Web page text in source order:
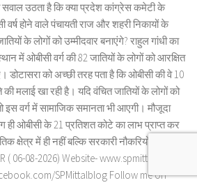
सवाल उठता है कि क्या प्रदेश कांग्रेस कमेटी के
वर्ष होने वाले पंचायती राज और शहरी निकायों के
के लोगों को उम्मीदवार बनाएंगे? राहुल गांधी का
में ओबीसी वर्ग की 82 जातियों के लोगों को आरक्षित
डोटासरा को अच्छी तरह पता है कि ओबीसी की वे 10
की मलाई खा रही है। यदि वंचित जातियों के लोगों को
इस वर्ग में सामाजिक समानता भी आएगी। मौजूदा
ही ओबीसी के 21 प्रतिशत कोटे का लाभ प्राप्त कर
क्षेत्र में ही नहीं बल्कि सरकारी नौकरियों के क्षेत्र में
( 06-08-2026) Website- www.spmittal.in
SPMittalblog Follow me on